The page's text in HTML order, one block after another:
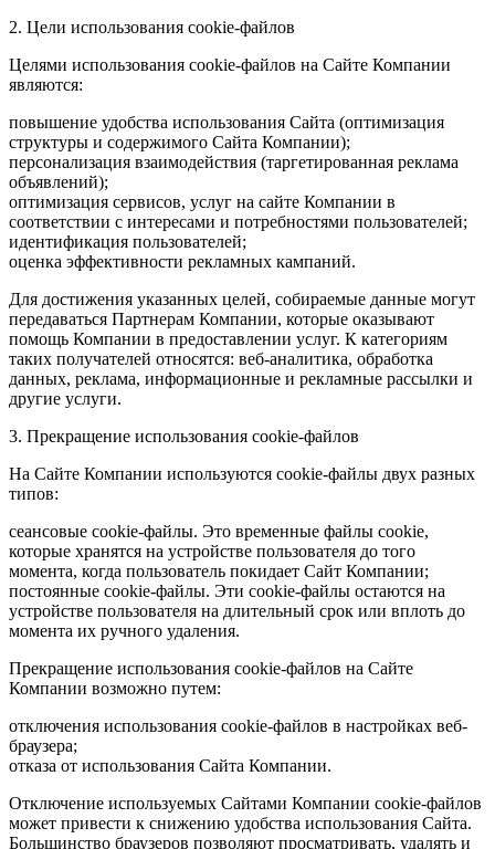
2. Цели использования cookie-файлов
Целями использования cookie-файлов на Сайте Компании
являются:
повышение удобства использования Сайта (оптимизация
структуры и содержимого Сайта Компании);
персонализация взаимодействия (таргетированная реклама
объявлений);
оптимизация сервисов, услуг на сайте Компании в
соответствии с интересами и потребностями пользователей;
идентификация пользователей;
оценка эффективности рекламных кампаний.
Для достижения указанных целей, собираемые данные могут
передаваться Партнерам Компании, которые оказывают
помощь Компании в предоставлении услуг. К категориям
таких получателей относятся: веб-аналитика, обработка
данных, реклама, информационные и рекламные рассылки и
другие услуги.
3. Прекращение использования cookie-файлов
На Сайте Компании используются cookie-файлы двух разных
типов:
сеансовые cookie-файлы. Это временные файлы cookie,
которые хранятся на устройстве пользователя до того
момента, когда пользователь покидает Сайт Компании;
постоянные cookie-файлы. Эти cookie-файлы остаются на
устройстве пользователя на длительный срок или вплоть до
момента их ручного удаления.
Прекращение использования cookie-файлов на Сайте
Компании возможно путем:
отключения использования cookie-файлов в настройках веб-
браузера;
отказа от использования Сайта Компании.
Отключение используемых Сайтами Компании cookie-файлов
может привести к снижению удобства использования Сайта.
Большинство браузеров позволяют просматривать, удалять и